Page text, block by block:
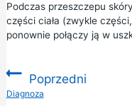
Podczas przeszczepu
części ciała (zwykle
ponownie połączy ją w
Poprzedni
:Diagnoza